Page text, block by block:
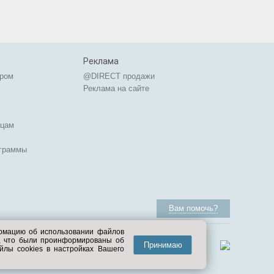
Реклама
@DIRECT продажи
Реклама на сайте
Вам помочь?
об использовании файлов
что были проинформированы об
cookies в настройках Вашего
Принимаю